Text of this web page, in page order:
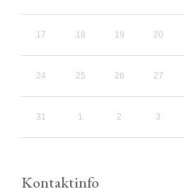
17 18 19 20
24 25 26 27
31 1 2 3
Kontaktinfo